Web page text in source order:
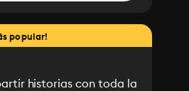
popular!
historias con toda la